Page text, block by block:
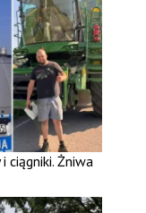
ciągniki. Żniwa